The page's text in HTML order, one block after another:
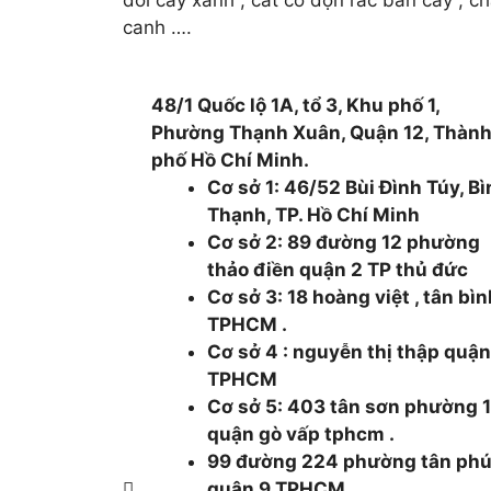
canh ….
48/1 Quốc lộ 1A, tổ 3, Khu phố 1,
Phường Thạnh Xuân, Quận 12, Thành
phố Hồ Chí Minh.
Cơ sở 1: 46/52 Bùi Đình Túy,
Thạnh, TP. Hồ Chí Minh
Cơ sở 2: 89 đường 12 phường
thảo điền quận 2 TP thủ đức
Cơ sở 3: 18 hoàng việt , tân
TPHCM .
Cơ sở 4 : nguyễn thị thập
TPHCM
Cơ sở 5: 403 tân sơn phường
quận gò vấp tphcm .
99 đường 224 phường tân phú